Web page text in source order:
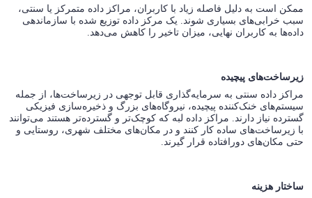
ممکن است به دلیل فاصله زیاد با کاربران، مراکز داده متمرکز یا سنتی،
سبب خرابی‌های بسیاری شوند. یک مرکز داده توزیع شده با سازماندهی
داده‌ها به کاربران نهایی، میزان تاخیر را کاهش می‌دهد.
زیرساخت‌های پیچیده
مراکز داده سنتی به سرمایه‌گذاری قابل توجهی در زیرساخت‌ها، از جمله
سیستم‌های خنک‌کننده پیچیده، نیروگاه‌های بزرگ و ذخیره‌سازی فیزیکی
گسترده نیاز دارند. مراکز داده لبه که کوچک‌تر و گسترده‌تر هستند می‌توانند
با زیرساخت‌های ساده کار کنند و در مکان‌های مختلف شهری، روستایی و
حتی مکان‌های دورافتاده قرار گیرند.
ساختار هزینه